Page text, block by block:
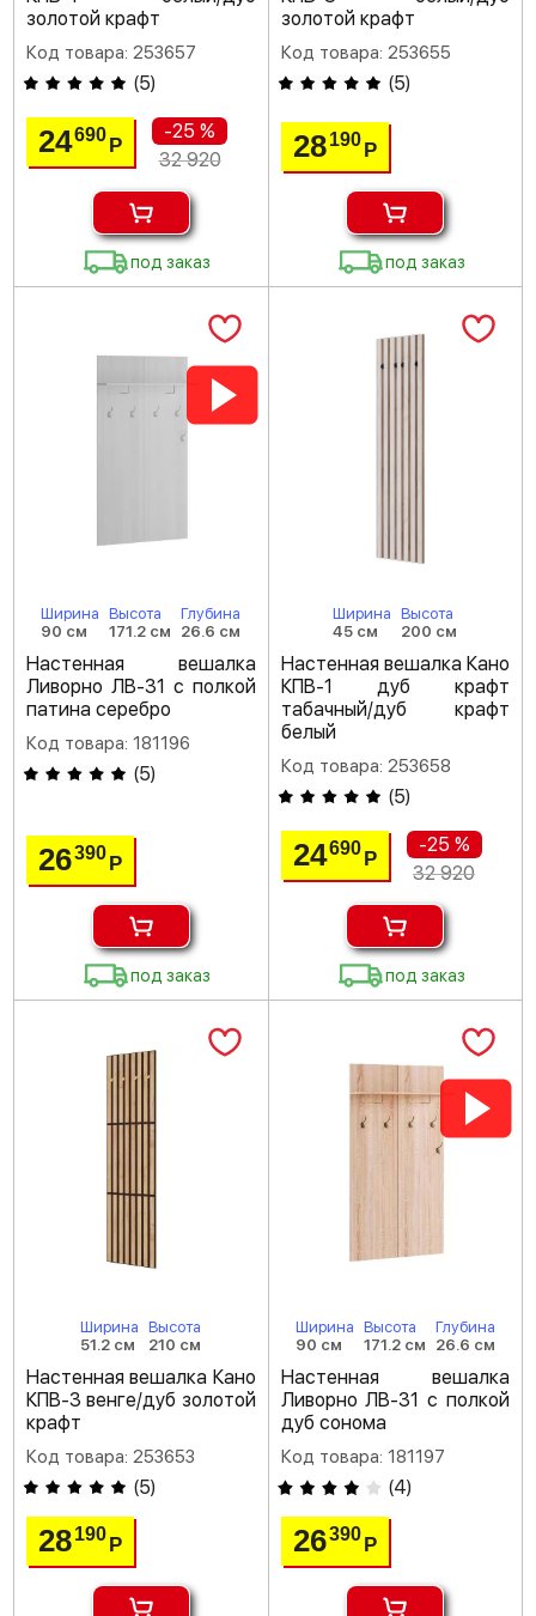
золотой крафт
Код товара: 253657
(5)
24690Р
-25 %
32 920
под заказ
золотой крафт
Код товара: 253655
(5)
28 190 Р
под заказ
Ширина
90 см
Высота
171.2 см
Глубина
26.6 см
Настенная вешалка
Ливорно ЛВ-31 с полкой
патина серебро
Код товара: 181196
(5)
26390Р
под заказ
Ширина
45 см
Высота
200 см
Настенная вешалка Кано
КПВ-1 дуб крафт
табачный/дуб крафт
белый
Код товара: 253658
(5)
24690 Р
-25 %
32 920
под заказ
Ширина
51.2 см
Высота
210 см
Настенная вешалка Кано
КПВ-3 венге/дуб золотой
крафт
Код товара: 253653
(5)
28190Р
Ширина
90 см
Высота
171.2 см
Глубина
26.6 см
Настенная вешалка
Ливорно ЛВ-31 с полкой
дуб сонома
Код товара: 181197
(4)
26390 Р